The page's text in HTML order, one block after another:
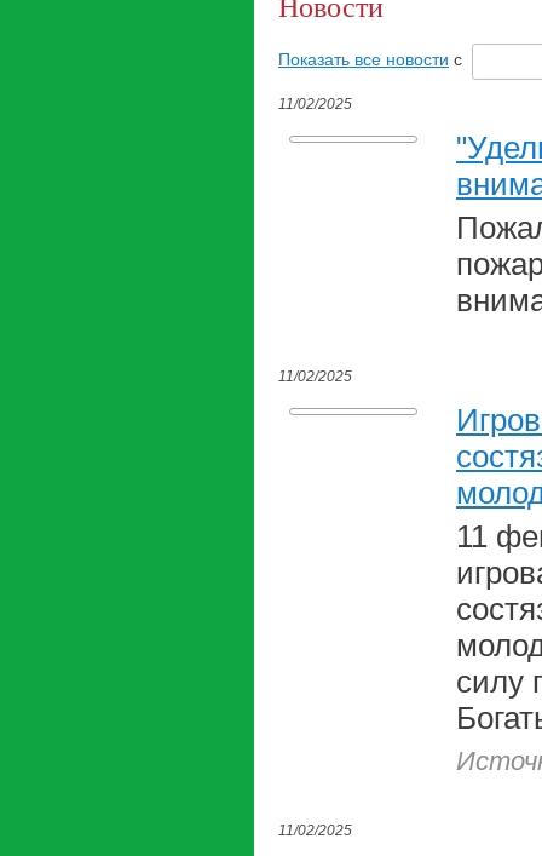
Новости
Показать все новости с
11/02/2025
11/02/2025
11
силу
11/02/2025